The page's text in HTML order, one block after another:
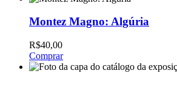
Montez Magno: Algúria
R$40,00
Comprar